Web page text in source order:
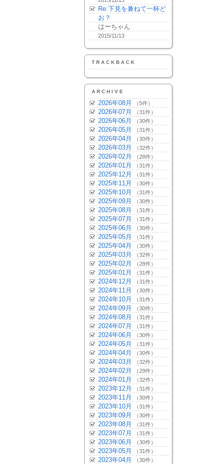
Re:下見を兼ねて一杯ど
お？
はーちゃん
2015/11/13
TRACKBACK
ARCHIVE
2026年08月 （5件）
2026年07月 （31件）
2026年06月 （30件）
2026年05月 （31件）
2026年04月 （30件）
2026年03月 （32件）
2026年02月 （28件）
2026年01月 （31件）
2025年12月 （31件）
2025年11月 （30件）
2025年10月 （31件）
2025年09月 （30件）
2025年08月 （31件）
2025年07月 （31件）
2025年06月 （30件）
2025年05月 （31件）
2025年04月 （30件）
2025年03月 （32件）
2025年02月 （28件）
2025年01月 （31件）
2024年12月 （31件）
2024年11月 （30件）
2024年10月 （31件）
2024年09月 （30件）
2024年08月 （31件）
2024年07月 （31件）
2024年06月 （30件）
2024年05月 （31件）
2024年04月 （30件）
2024年03月 （32件）
2024年02月 （29件）
2024年01月 （32件）
2023年12月 （31件）
2023年11月 （30件）
2023年10月 （31件）
2023年09月 （30件）
2023年08月 （31件）
2023年07月 （31件）
2023年06月 （30件）
2023年05月 （31件）
2023年04月 （30件）